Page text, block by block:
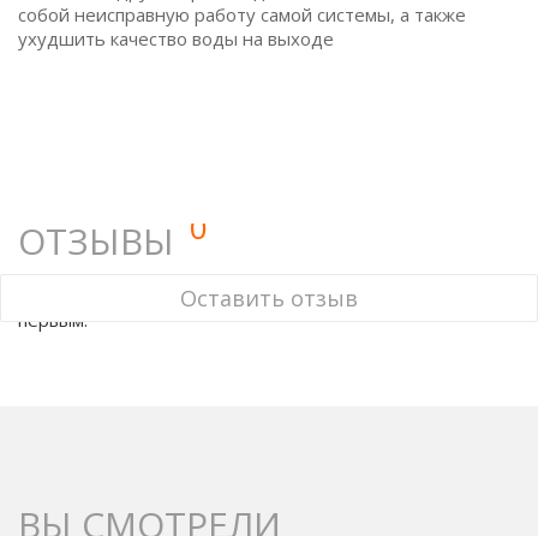
собой неисправную работу самой системы, а также
ухудшить качество воды на выходе
ОТЗЫВЫ 0
Оставить отзыв
У этого товара нет ни одного отзыва. Вы можете стать
первым.
ВЫ СМОТРЕЛИ